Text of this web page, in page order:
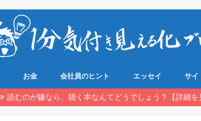
お金 会社員のヒント エッセイ サイ
読むのが嫌なら、聴く本なんてどうでしょう？【詳細を